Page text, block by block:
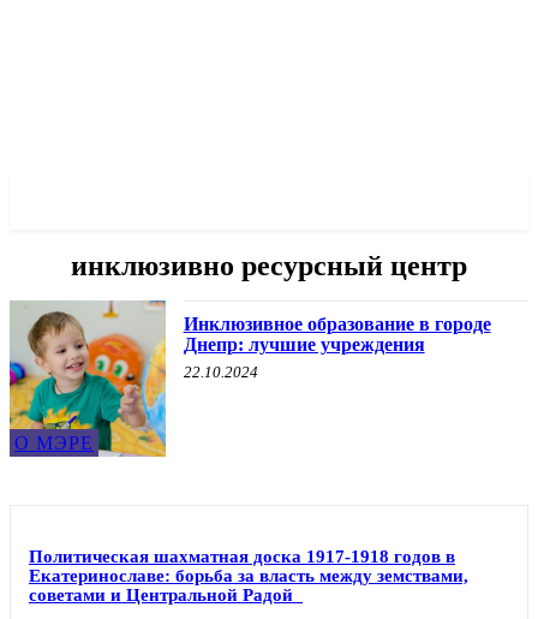
инклюзивно ресурсный центр
О МЭРЕ
Инклюзивное образование в городе
Днепр: лучшие учреждения
22.10.2024
Политическая шахматная доска 1917-1918 годов в
Екатеринославе: борьба за власть между земствами,
советами и Центральной Радой